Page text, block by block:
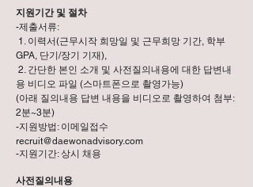
지원기간 및 절차
-제출서류:
1. 이력서(근무시작 희망일 및 근무희망 기간, 학부
GPA, 단기/장기 기재),
2. 간단한 본인 소개 및 사전질의내용에 대한 답변내
용 비디오 파일 (스마트폰으로 촬영가능)
(아래 질의내용 답변 내용을 비디오로 촬영하여 첨부:
2분~3분)
-지원방법: 이메일접수
recruit@daewonadvisory.com
-지원기간: 상시 채용
사전질의내용